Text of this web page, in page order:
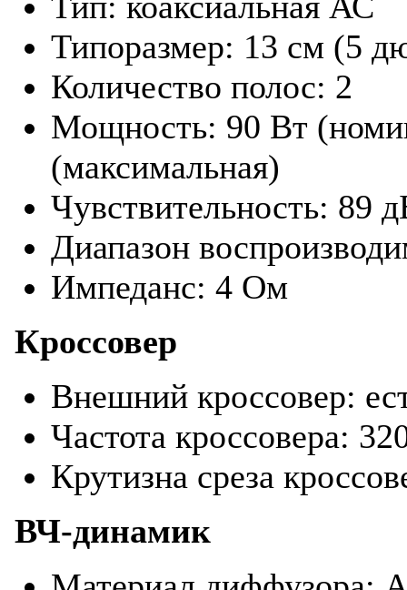
Типоразмер: 13 см (5
Количество полос: 2
Мощность: 90 Вт
(максимальная)
Чувствительность: 89
Диапазон
Импеданс: 4 Ом
Кроссовер
Внешний кроссовер:
Частота кроссовера:
Крутизна среза
ВЧ-динамик